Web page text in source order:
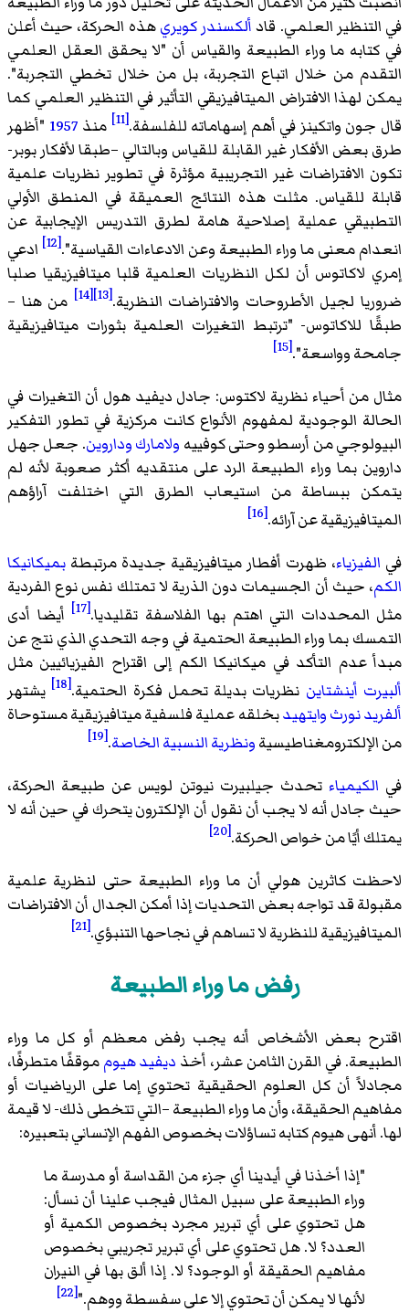
في التنظير العلمي. قادألكسندر كويريهذه الحركة، حيث أعلن
في كتابه ما وراء الطبيعة والقياس أن "لا يحقق العقل العلمي
التقدم من خلال اتباع التجربة، بل من خلال تخطي التجربة".
يمكن لهذا الافتراض الميتافيزيقي التأثير في التنظير العلمي كما
قال جون واتكينز في أهم إسهاماته للفلسفة.[11] منذ 1957 "أظهر
طرق بعض الأفكار غير القابلة للقياس وبالتالي –طبقا لأفكار بوبر-
تكون الافتراضات غير التجريبية مؤثرة في تطوير نظريات علمية
قابلة للقياس. مثلت هذه النتائج العميقة في المنطق الأولي
التطبيقي عملية إصلاحية هامة لطرق التدريس الإيجابية عن
انعدام معنى ما وراء الطبيعة وعن الادعاءات القياسية".[12]
ادعي
إمري لاكاتوس أن لكل النظريات العلمية قلبا ميتافيزيقيا صلبا
ضروريا لجيل الأطروحات والافتراضات النظرية.[13]
[14]
من هنا –
طبقًا للاكاتوس- "ترتبط التغيرات العلمية بثورات ميتافيزيقية
جامحة وواسعة".[15]
مثال من أحياء نظرية لاكتوس: جادل ديفيد هول أن التغيرات في
الحالة الوجودية لمفهوم الأنواع كانت مركزية في تطور التفكير
البيولوجي من أرسطو وحتى كوفييه ولاماركوداروين. جعل جهل
داروين بما وراء الطبيعة الرد على منتقديه أكثر صعوبة لأنه لم
يتمكن ببساطة من استيعاب الطرق التي اختلفت آراؤهم
الميتافيزيقية عن آرائه.[16]
في الفيزياء، ظهرت أفطار ميتافيزيقية جديدة مرتبطة بميكانيكا
الكم، حيث أن الجسيمات دون الذرية لا تمتلك نفس نوع الفردية
مثل المحددات التي اهتم بها الفلاسفة تقليديا.[17]
أيضا أدى
التمسك بما وراء الطبيعة الحتمية في وجه التحدي الذي نتج عن
مبدأ عدم التأكد في ميكانيكا الكم إلى اقتراح الفيزيائيين مثل
ألبيرت أينشتاين نظريات بديلة تحمل فكرة الحتمية.[18]
يشتهر
ألفريد نورث وايتهيدبخلقه عملية فلسفية ميتافيزيقية مستوحاة
من الإلكترومغناطيسيةونظرية النسبية الخاصة.
[19]
في الكيمياء تحدث جيلبيرت نيوتن لويس عن طبيعة الحركة،
حيث جادل أنه لا يجب أن نقول أن الإلكترون يتحرك في حين أنه لا
يمتلك أيًا من خواص الحركة.[20]
لاحظت كاثرين هولي أن ما وراء الطبيعة حتى لنظرية علمية
مقبولة قد تواجه بعض التحديات إذا أمكن الجدال أن الافتراضات
الميتافيزيقية للنظرية لا تساهم في نجاحها التنبؤي.[21]
رفض ما وراء الطبيعة
اقترح بعض الأشخاص أنه يجب رفض معظم أو كل ما وراء
الطبيعة. في القرن الثامن عشر، أخذ ديفيد هيومموقفًا متطرفًا،
مجادلاً أن كل العلوم الحقيقية تحتوي إما على الرياضيات أو
مفاهيم الحقيقة، وأن ما وراء الطبيعة –التي تتخطى ذلك- لا قيمة
لها. أنهى هيوم كتابه تساؤلات بخصوص الفهم الإنساني بتعبيره:
"إذا أخذنا في أيدينا أي جزء من القداسة أو مدرسة ما
وراء الطبيعة على سبيل المثال فيجب علينا أن نسأل:
هل تحتوي على أي تبرير مجرد بخصوص الكمية أو
العدد؟ لا. هل تحتوي على أي تبرير تجريبي بخصوص
مفاهيم الحقيقة أو الوجود؟ لا. إذا ألق بها في النيران
لأنها لا يمكن أن تحتوي إلا على سفسطة ووهم."[22]